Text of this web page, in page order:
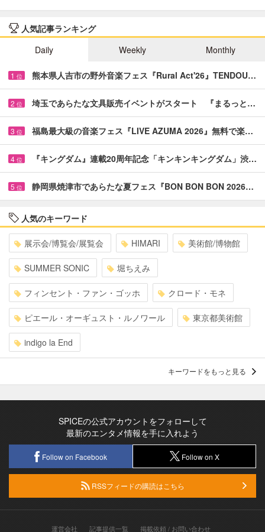
人気記事ランキング
Daily
Weekly Monthly
1 位 熊本県人吉市の野外音楽フェス『Rural Act'26』TENDOU…
2 位 埼玉であらたな文具販売イベントがスタート 『まるっと…
3 位 福島最大級の音楽フェス『LIVE AZUMA 2026』無料で楽…
4 位 『キングダム』連載20周年記念「キンキンキングダム」渋…
5 位 静岡県焼津市であらたな夏フェス『BON BON BON 2026…
人気のキーワード
展示会/博覧会/展覧会 HIMARI 美術館/博物館
SUMMER SONIC 堀ちえみ
フィンセント・ファン・ゴッホ クロード・モネ
ピエール・オーギュスト・ルノワール 東京都美術館
indigo la End
キーワードをもっと見る
SPICEの公式アカウントをフォローして
最新のエンタメ情報を手に入れよう
Follow on Facebook Follow on X
RSSフィードの購読はこちら
運営会社 記事提供一覧 掲載依頼 / お問い合わせ